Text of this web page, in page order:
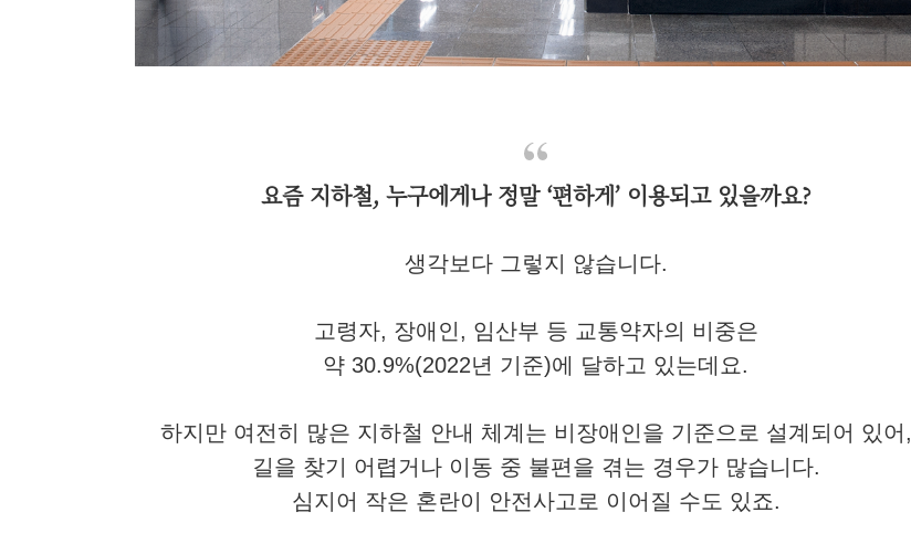
요즘 지하철, 누구에게나 정말 ‘편하게’ 이용되고 있을까요?
생각보다 그렇지 않습니다.
고령자, 장애인, 임산부 등 교통약자의 비중은
약 30.9%(2022년 기준)에 달하고 있는데요.
하지만 여전히 많은 지하철 안내 체계는 비장애인을 기준으로 설계되어 있어,
길을 찾기 어렵거나 이동 중 불편을 겪는 경우가 많습니다.
심지어 작은 혼란이 안전사고로 이어질 수도 있죠.